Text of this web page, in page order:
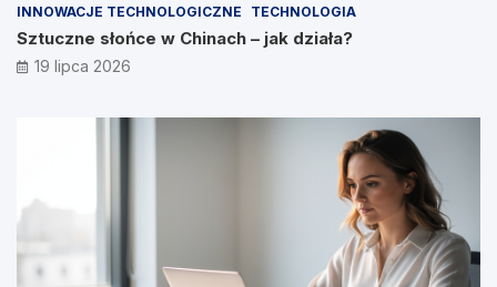
INNOWACJE TECHNOLOGICZNE TECHNOLOGIA
Sztuczne słońce w Chinach – jak działa?
19 lipca 2026